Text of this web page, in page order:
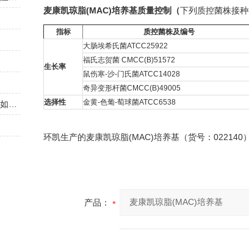
麦康凯琼脂(MAC)培养基质量控制（下列质控菌株接
指标 质控菌株及编号
生长率
大肠埃希氏菌ATCC25922
福氏志贺菌 CMCC(B)51572
鼠伤寒-沙-门氏菌ATCC14028
奇异变形杆菌CMCC(B)49005
选择性
金黄-色葡-萄球菌ATCC6538
环凯生产的麦康凯琼脂(MAC)培养基（货号：022140
产品：